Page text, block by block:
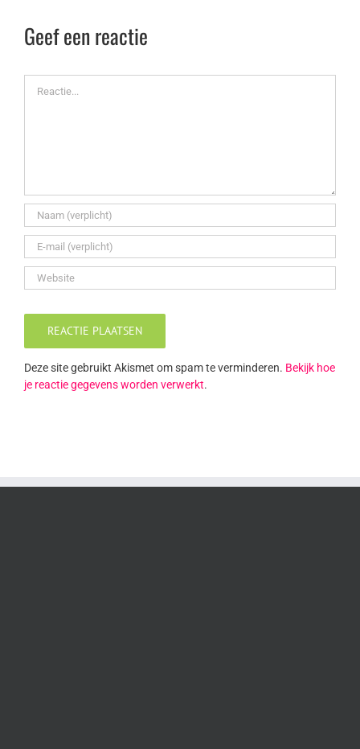
Geef een reactie
Deze site gebruikt Akismet om spam te verminderen. Bekijk hoe
je reactie gegevens worden verwerkt.